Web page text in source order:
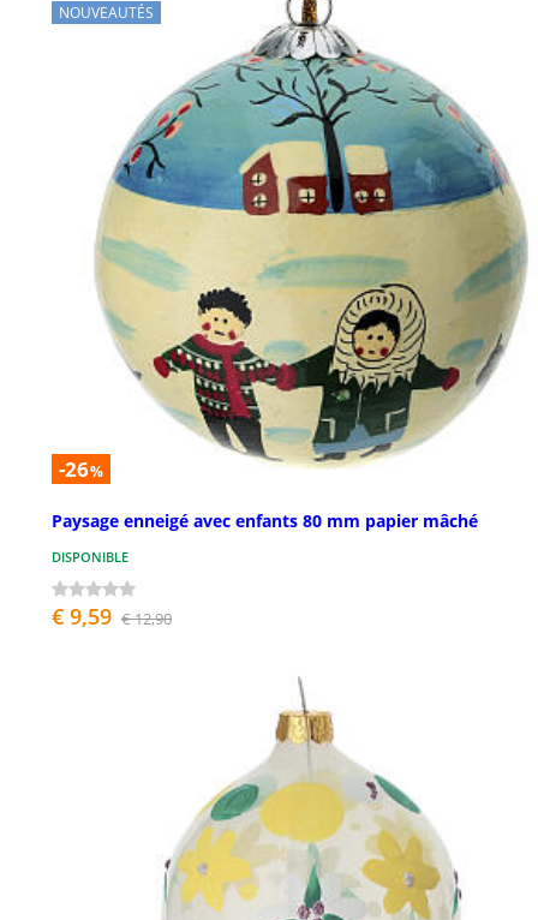
NOUVEAUTÉS
-26%
Paysage enneigé avec enfants 80 mm papier mâché
DISPONIBLE
€ 9,59 € 12,90